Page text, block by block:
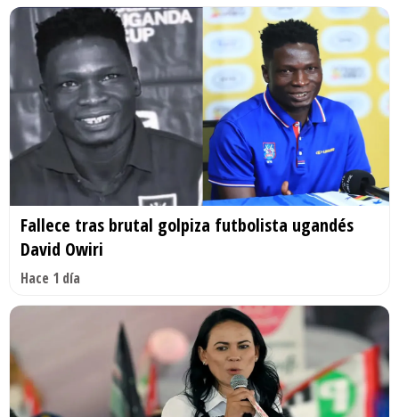
Fallece tras brutal golpiza futbolista ugandés
David Owiri
Hace 1 día